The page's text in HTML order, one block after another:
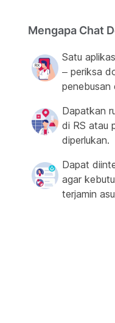
Mengapa Chat
Satu
– periksa
penebusan
Dapatkan
di RS atau
diperlukan.
Dapat
agar
terjamin